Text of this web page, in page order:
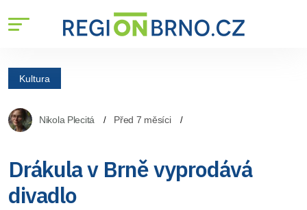
Kultura
Nikola Plecitá Před 7 měsíci
Drákula v Brně vyprodává
divadlo